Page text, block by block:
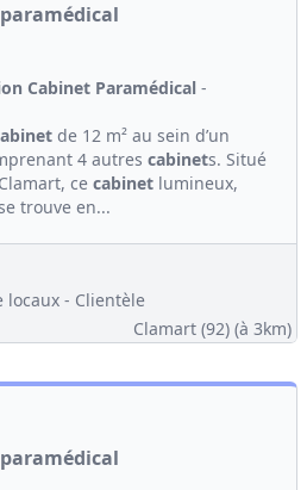
Cabinet Paramédical -
de 12 m² au sein d’un
4 autres cabinets. Situé
ce cabinet lumineux,
trouve en...
locaux - Clientèle
Clamart (92) (à 3km)